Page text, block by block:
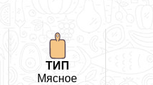
ТИП
Мясное